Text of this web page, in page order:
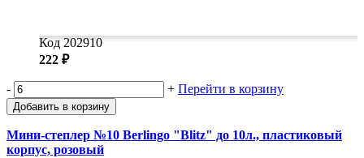
Код 202910
222 ₽
- + Перейти в корзину
Добавить в корзину
Мини-степлер №10 Berlingo "Blitz" до 10л., пластиковый
корпус, розовый